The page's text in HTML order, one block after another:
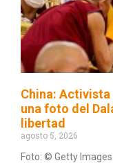
China:
una foto del
libertad
agosto 5, 2026
Foto: © Getty